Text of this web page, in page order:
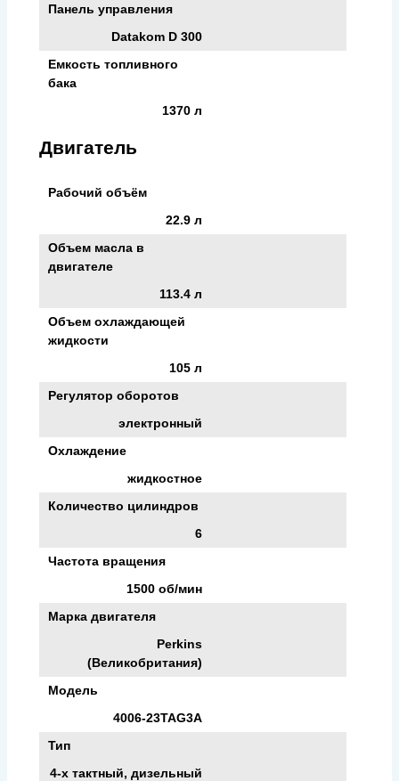
Панель управления
Datakom D 300
Емкость топливного
бака
1370 л
Двигатель
Рабочий объём
22.9 л
Объем масла в
двигателе
113.4 л
Объем охлаждающей
жидкости
105 л
Регулятор оборотов
электронный
Охлаждение
жидкостное
Количество цилиндров
6
Частота вращения
1500 об/мин
Марка двигателя
Perkins
(Великобритания)
Модель
4006-23TAG3A
Тип
4-х тактный, дизельный